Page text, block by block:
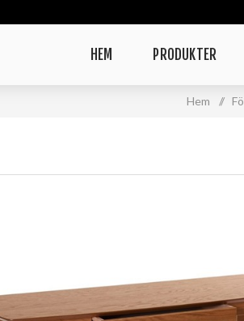
HEM PRODUKTER
Hem /